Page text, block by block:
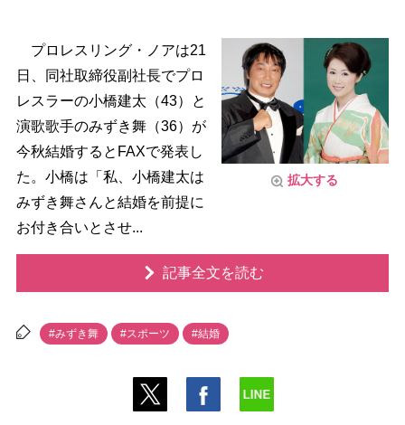
拡大する
プロレスリング・ノアは21
日、同社取締役副社長でプロ
レスラーの小橋建太（43）と
演歌歌手のみずき舞（36）が
今秋結婚するとFAXで発表し
た。小橋は「私、小橋建太は
みずき舞さんと結婚を前提に
お付き合いとさせ...
記事全文を読む
#みずき舞 #スポーツ #結婚